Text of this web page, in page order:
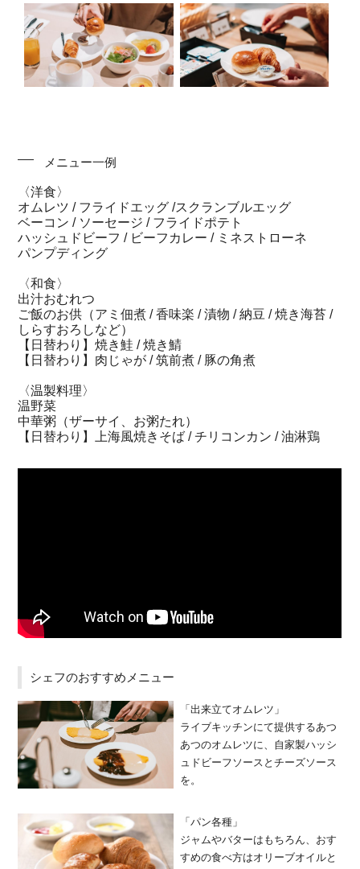
メニュー一例
〈洋食〉
オムレツ / フライドエッグ /スクランブルエッグ
ベーコン / ソーセージ / フライドポテト
ハッシュドビーフ / ビーフカレー / ミネストローネ
パンプディング
〈和食〉
出汁おむれつ
ご飯のお供（アミ佃煮 / 香味楽 / 漬物 / 納豆 / 焼き海苔 /
しらすおろしなど）
【日替わり】焼き鮭 / 焼き鯖
【日替わり】肉じゃが / 筑前煮 / 豚の角煮
〈温製料理〉
温野菜
中華粥（ザーサイ、お粥たれ）
【日替わり】上海風焼きそば / チリコンカン / 油淋鶏
シェフのおすすめメニュー
「出来立てオムレツ」
ライブキッチンにて提供するあつ
あつのオムレツに、自家製ハッシ
ュドビーフソースとチーズソース
を。
「パン各種」
ジャムやバターはもちろん、おす
すめの食べ方はオリーブオイルと